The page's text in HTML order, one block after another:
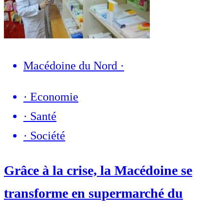
Macédoine du Nord ·
· Economie
· Santé
· Société
Grâce à la crise, la Macédoine se
transforme en supermarché du